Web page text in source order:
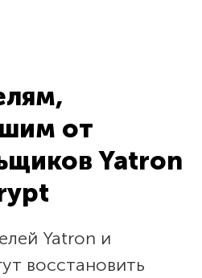
от
Yatron
Yatron и
восстановить